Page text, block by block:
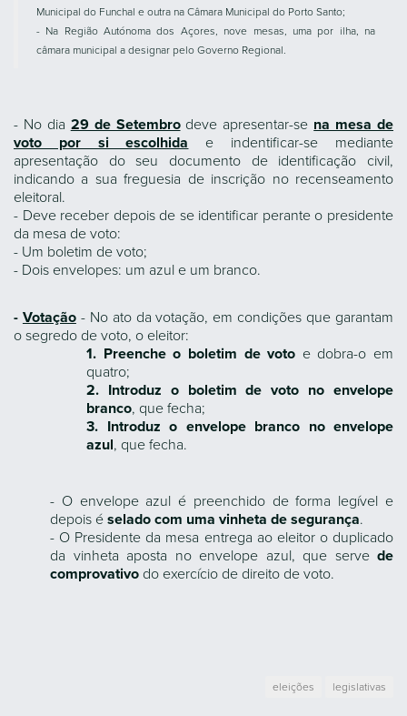
Municipal do Funchal e outra na Câmara Municipal do Porto Santo;
- Na Região Autónoma dos Açores, nove mesas, uma por ilha, na
câmara municipal a designar pelo Governo Regional.
- No dia 29 de Setembrodeve apresentar-se na mesa de
voto por si escolhida e indentificar-se mediante
apresentação do seu documento de identificação civil,
indicando a sua freguesia de inscrição no recenseamento
eleitoral.
- Deve receber depois de se identificar perante o presidente
da mesa de voto:
- Um boletim de voto;
- Dois envelopes: um azul e um branco.
- Votação - No ato da votação, em condições que garantam
o segredo de voto, o eleitor:
1. Preenche o boletim de voto e dobra-o em
quatro;
2. Introduz o boletim de voto no envelope
branco, que fecha;
3. Introduz o envelope branco no envelope
azul, que fecha.
- O envelope azul é preenchido de forma legível e
depois é selado com uma vinheta de segurança.
- O Presidente da mesa entrega ao eleitor o duplicado
da vinheta aposta no envelope azul, que serve de
comprovativo do exercício de direito de voto.
eleições legislativas